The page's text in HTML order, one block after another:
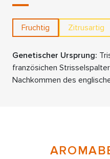
Fruchtig Zitrusartig
Genetischer Ursprung:
französichen
Nachkommen des